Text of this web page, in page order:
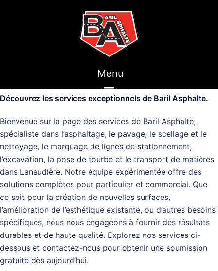
Toggle
menu
Découvrez les services exceptionnels de Baril Asphalte.
Bienvenue sur la page des services de Baril Asphalte,
spécialiste dans l’asphaltage, le pavage, le scellage et le
nettoyage, le marquage de lignes de stationnement,
l’excavation, la pose de tourbe et le transport de matières
dans Lanaudière. Notre équipe expérimentée offre des
solutions complètes pour particulier et commercial. Que
ce soit pour la création de nouvelles surfaces,
l’amélioration de l’esthétique existante, ou d’autres besoins
spécifiques, nous nous engageons à fournir des résultats
durables et de haute qualité. Explorez nos services ci-
dessous et contactez-nous pour obtenir une soumission
gratuite dès aujourd’hui.